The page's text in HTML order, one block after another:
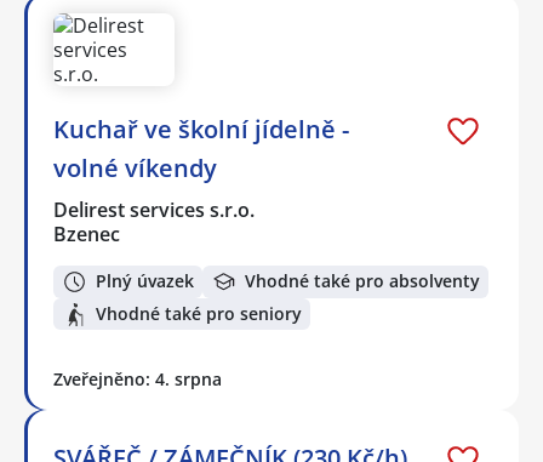
Kuchař ve školní jídelně -
volné víkendy
Delirest services s.r.o.
Bzenec
Plný úvazek
Vhodné také pro absolventy
Vhodné také pro seniory
Zveřejněno: 4. srpna